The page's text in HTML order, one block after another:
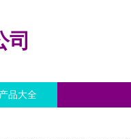
司
产品大全